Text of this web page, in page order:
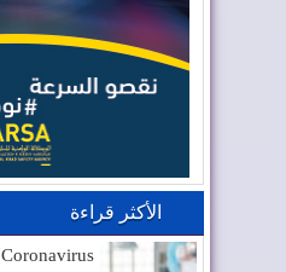
الأكثر قراءة
Coronavirus